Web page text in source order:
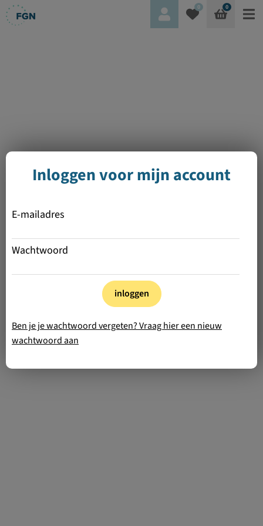
0 0
Inloggen voor mijn account
E-mailadres
Wachtwoord
inloggen
Ben je je wachtwoord vergeten? Vraag hier een nieuw
wachtwoord aan